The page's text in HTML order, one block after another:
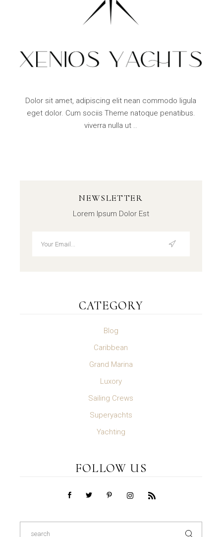
Dolor sit amet, adipiscing elit nean commodo ligula
eget dolor. Cum sociis Theme natoque penatibus.
viverra nulla ut ..
NEWSLETTER
Lorem Ipsum Dolor Est
CATEGORY
Blog
Caribbean
Grand Marina
Luxory
Sailing Crews
Superyachts
Yachting
FOLLOW US
Search